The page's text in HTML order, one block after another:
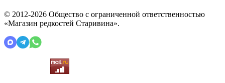
© 2012-2026 Общество с ограниченной ответственностью
«Магазин редкостей Старивина».